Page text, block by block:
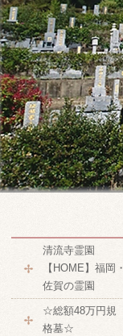
清流寺霊園
【HOME】福岡・
佐賀の霊園
☆総額48万円規
格墓☆